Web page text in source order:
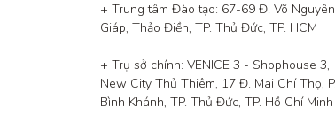
+ Trung tâm Đào tạo: 67-69 Đ. Võ Nguyên
Giáp, Thảo Điền, TP. Thủ Đức, TP. HCM
+ Trụ sở chính: VENICE 3 - Shophouse 3,
New City Thủ Thiêm, 17 Đ. Mai Chí Thọ, P.
Bình Khánh, TP. Thủ Đức, TP. Hồ Chí Minh